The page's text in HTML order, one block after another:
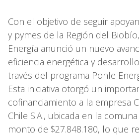
Con el objetivo de seguir
y pymes de la Región del
Energía anunció un nuevo
eficiencia energética y
través del programa Ponle
Esta iniciativa otorgó un
cofinanciamiento a la empresa
Chile S.A., ubicada en la
monto de $27.848.180, lo que